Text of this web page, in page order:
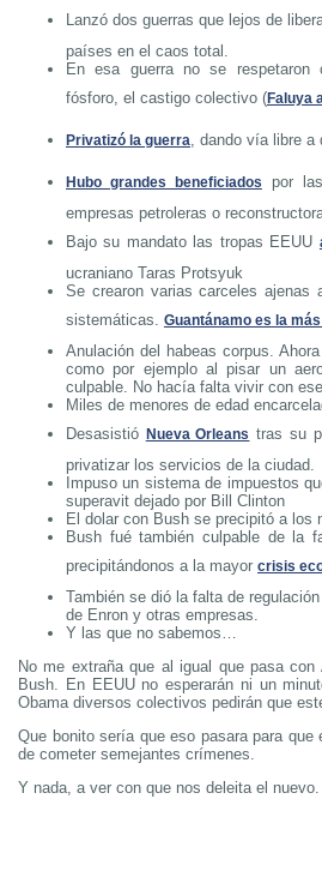
Lanzó dos guerras que lejos de
países en el caos total.
En esa guerra no se respetaron
fósforo, el castigo colectivo (Faluya
Privatizó la guerra, dando vía libre a
Hubo grandes beneficiados por
empresas petroleras o
Bajo su mandato las tropas EEUU
ucraniano Taras Protsyuk
Se crearon varias carceles ajenas
sistemáticas. Guantánamo es la
Anulación del habeas corpus.
como por ejemplo al pisar un
culpable. No hacía falta vivir con
Miles de menores de edad
Desasistió Nueva Orleans tras su
privatizar los servicios de la ciudad.
Impuso un sistema de impuestos
superavit dejado por Bill Clinton
El dolar con Bush se precipitó a
Bush fué también culpable de la
precipitándonos a la mayor crisis
También se dió la falta de
de Enron y otras empresas.
Y las que no sabemos…
No me extraña que al igual que pasa
Bush. En EEUU no esperarán ni un
Obama diversos colectivos pedirán que
Que bonito sería que eso pasara para
de cometer semejantes crímenes.
Y nada, a ver con que nos deleita el nuevo.